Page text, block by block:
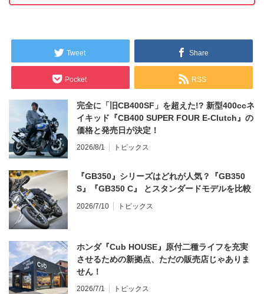
Tweet Share
Pocket RSS
完全に「旧CB400SF」を超えた!? 新型400ccネ
イキッド『CB400 SUPER FOUR E-Clutch』の
価格と発売日が決定！
2026/8/1 トピックス
『GB350』シリーズはどれが人気？『GB350
S』『GB350 C』 とスタンダードモデルを比較
2026/7/10 トピックス
ホンダ『Cub HOUSE』原付二種ライフを充実
させるための新拠点、ただの販売店じゃありま
せん！
2026/7/1 トピックス